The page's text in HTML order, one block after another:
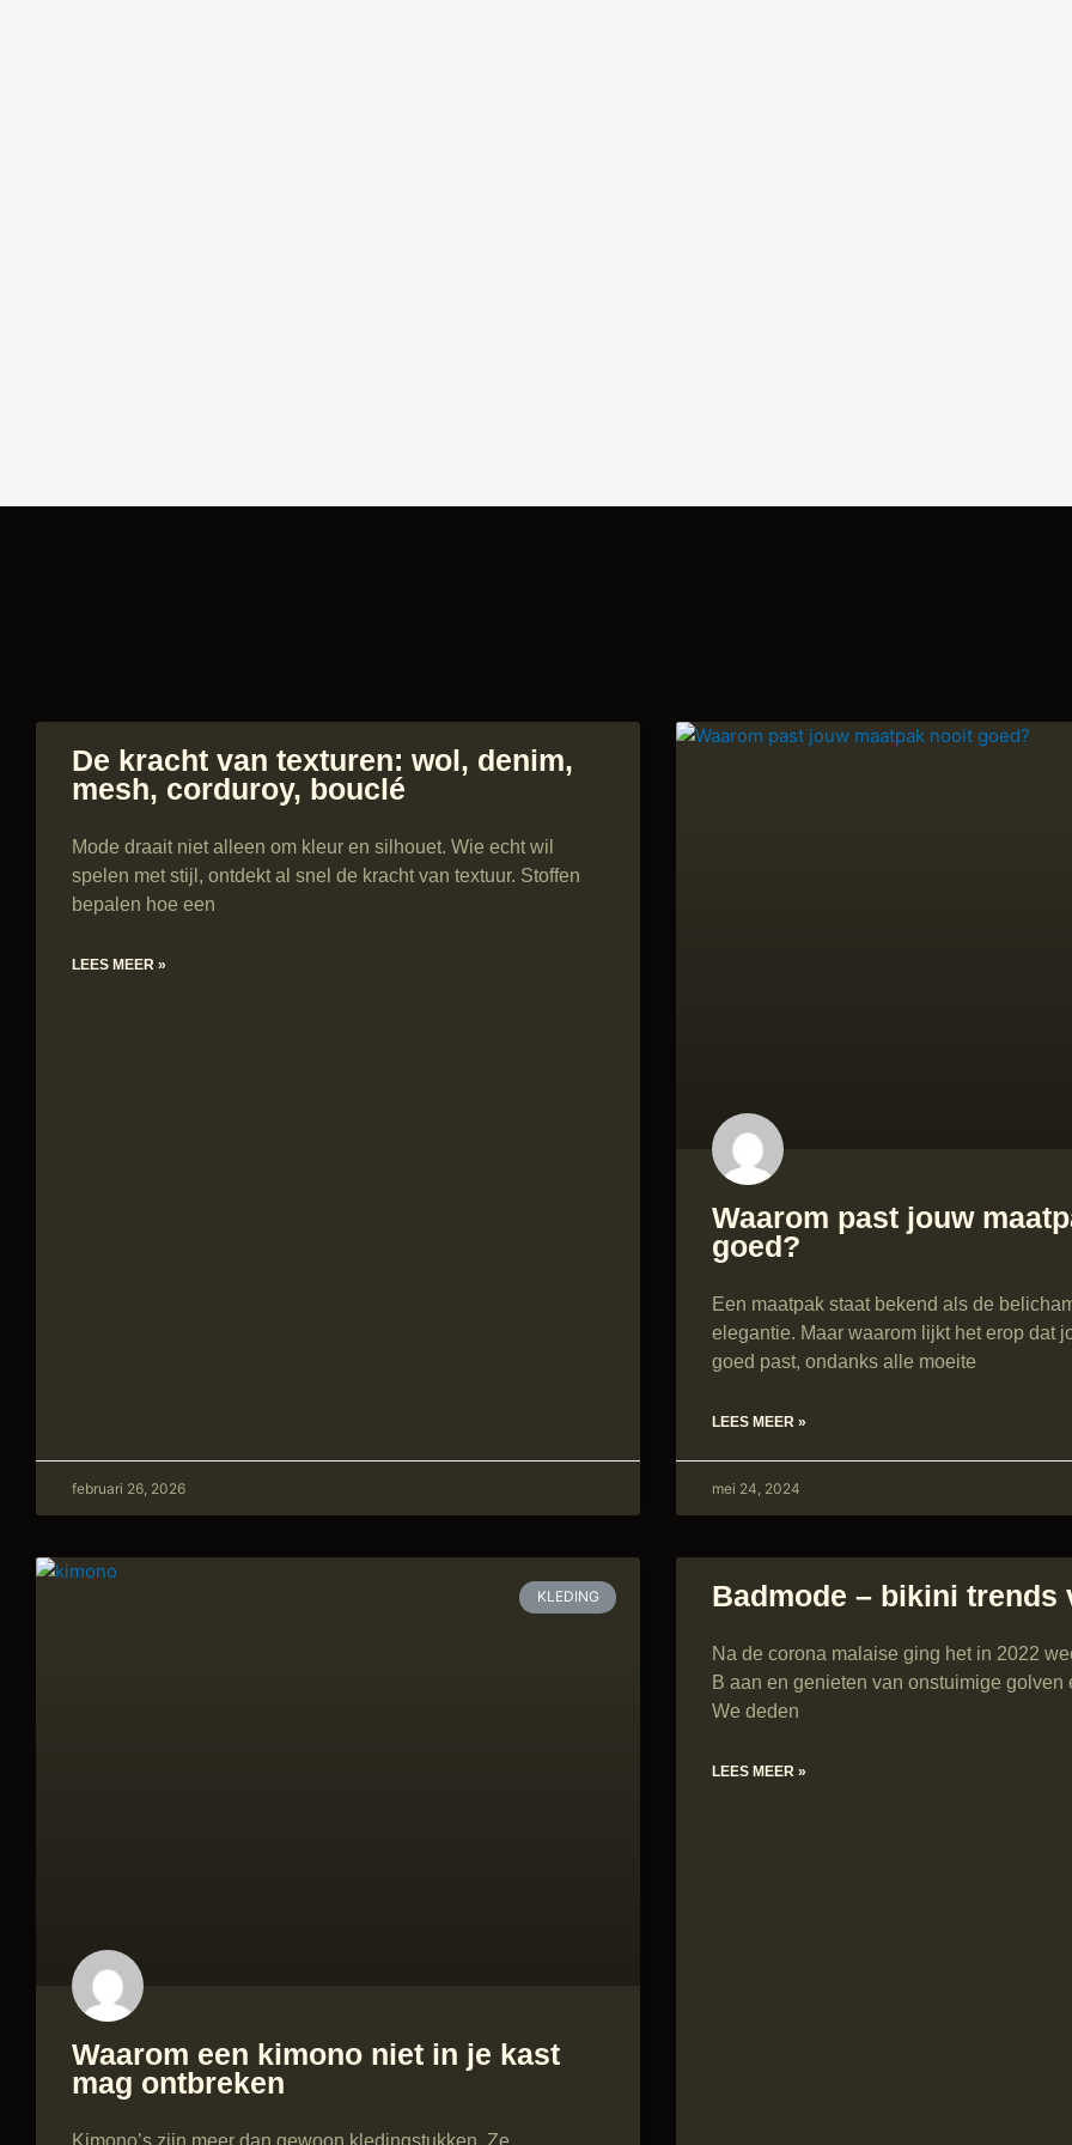
De kracht van texturen: wol, denim,
mesh, corduroy, bouclé
Mode draait niet alleen om kleur en silhouet. Wie echt wil
spelen met stijl, ontdekt al snel de kracht van textuur. Stoffen
bepalen hoe een
LEES MEER »
februari 26, 2026
Waarom past jouw
goed?
Een maatpak staat bekend als de
elegantie. Maar waarom lijkt het erop dat
goed past, ondanks alle moeite
LEES MEER »
mei 24, 2024
KLEDING
Waarom een kimono niet in je kast
mag ontbreken
Kimono’s zijn meer dan gewoon kledingstukken. Ze
Badmode – bikini trends
Na de corona malaise ging het in 2022
B aan en genieten van onstuimige golven
We deden
LEES MEER »